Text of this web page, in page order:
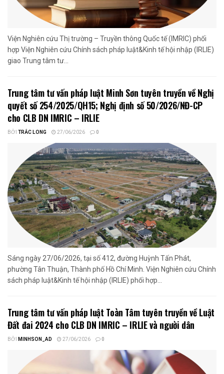
Viện Nghiên cứu Thị trường – Truyền thông Quốc tế (IMRIC) phối
hợp Viện Nghiên cứu Chính sách pháp luật&Kinh tế hội nhập (IRLIE)
giao Trung tâm tư...
Trung tâm tư vấn pháp luật Minh Sơn tuyên truyền về Nghị
quyết số 254/2025/QH15; Nghị định số 50/2026/NĐ-CP
cho CLB DN IMRIC – IRLIE
BỞI TRẮC LONG 27/06/2026 0
Sáng ngày 27/06/2026, tại số 412, đường Huỳnh Tấn Phát,
phường Tân Thuận, Thành phố Hồ Chí Minh. Viện Nghiên cứu Chính
sách pháp luật&Kinh tế hội nhập (IRLIE) phối hợp...
Trung tâm tư vấn pháp luật Toàn Tâm tuyên truyền về Luật
Đất đai 2024 cho CLB DN IMRIC – IRLIE và người dân
BỞI MINHSON_AD 27/06/2026 0